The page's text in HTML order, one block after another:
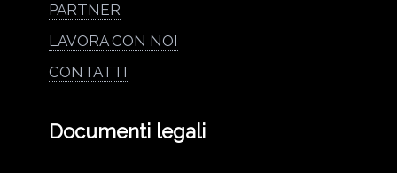
PARTNER
LAVORA CON NOI
CONTATTI
Documenti legali